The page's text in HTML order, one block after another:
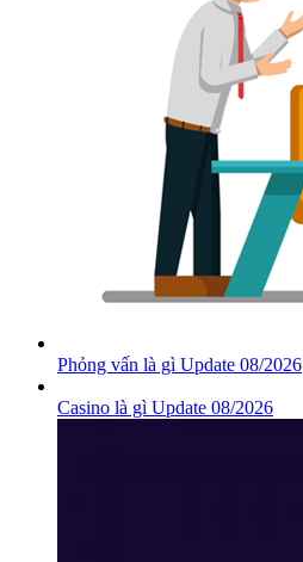
Phỏng vấn là gì Update 08/2026
Casino là gì Update 08/2026